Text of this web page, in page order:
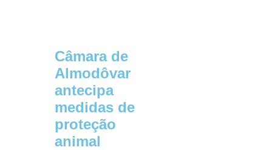
Câmara de
Almodôvar
antecipa
medidas de
proteção
animal